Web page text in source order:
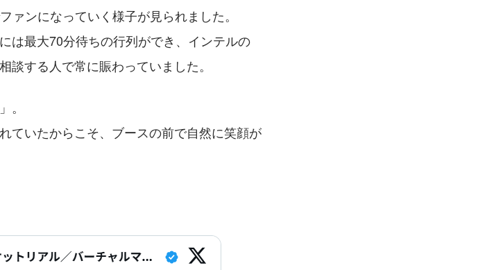
ァンになっていく様子が見られました。
は最大70分待ちの行列ができ、インテルの
する人で常に賑わっていました。
。
ていたからこそ、ブースの前で自然に笑顔が